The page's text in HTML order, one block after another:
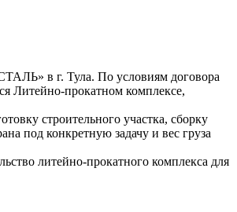
в г. Тула. По условиям договора
Литейно-прокатном комплексе,
строительного участка, сборку
под конкретную задачу и вес груза
литейно-прокатного комплекса для